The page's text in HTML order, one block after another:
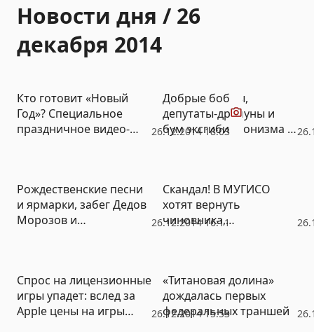
Новости дня / 26
декабря 2014
26.12.2014 18:03
Кто готовит «Новый
Год»? Специальное
праздничное видео-
Видео
Добрые бобры,
депутаты-драчуны и
бум эксгибиционизма –
ВИДЕО)
26.12.2014 16:11
Рождественские песни
и ярмарки, забег Дедов
Морозов и
Скандал! В МУГИСО
хотят вернуть
чиновника,
26.12.2014 15:53
Спрос на лицензионные
игры упадет: вслед за
Apple цены на игры
«Титановая долина»
дождалась первых
федеральных траншей